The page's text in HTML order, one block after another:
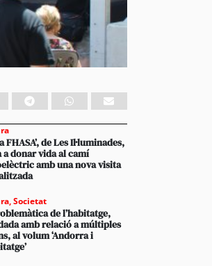
FHASA’, de Les Il·luminades,
donar vida al camí
amb una nova visita
,Societat
de l’habitatge,
amb relació a múltiples
al volum ‘Andorra i